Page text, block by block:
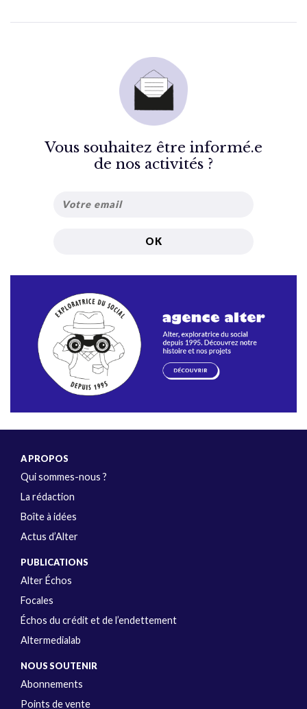
Vous souhaitez être informé.e
de nos activités ?
A PROPOS
Qui sommes-nous ?
La rédaction
Boîte à idées
Actus d’Alter
PUBLICATIONS
Alter Échos
Focales
Échos du crédit et de l’endettement
Altermedialab
NOUS SOUTENIR
Abonnements
Points de vente